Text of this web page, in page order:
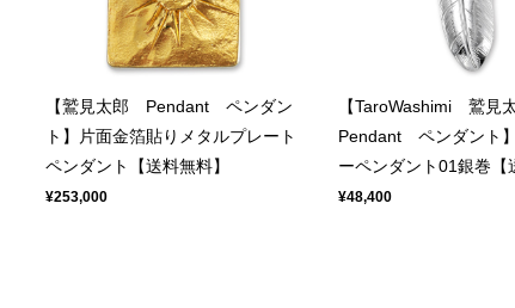
【鷲見太郎 Pendant ペンダン
ト】片面金箔貼りメタルプレート
ペンダント【送料無料】
¥253,000
【TaroWashimi 鷲見
Pendant ペンダント
ーペンダント01銀巻【
¥48,400